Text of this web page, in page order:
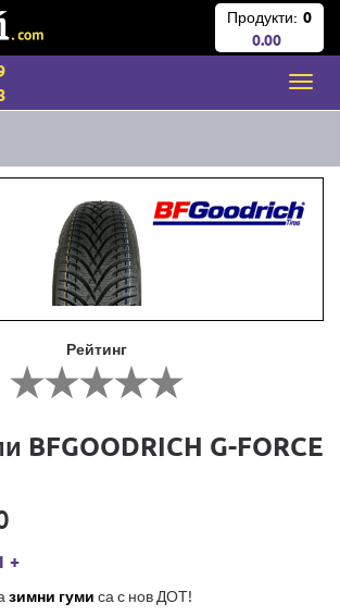
Продукти: 0
0.00
Рейтинг
BFGOODRICH G-FORCE
+
зимни гуми са с нов ДОТ!